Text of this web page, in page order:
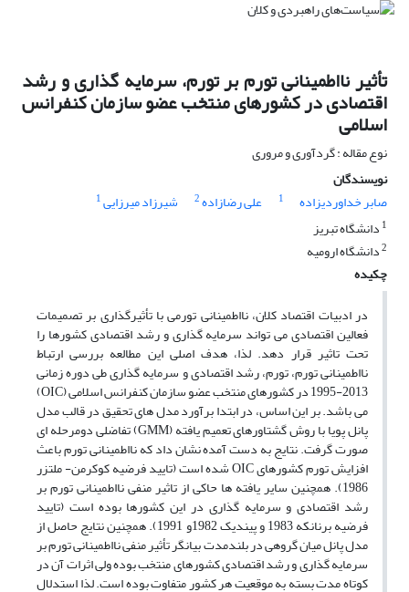
تأثیر نااطمینانی تورم بر تورم، سرمایه گذاری و رشد
اقتصادی در کشورهای منتخب عضو سازمان کنفرانس
اسلامی
نوع مقاله : گردآوری و مروری
نویسندگان
صابر خداوردیزاده
1 علی رضازاده2 شیرزاد میرزایی1
1 دانشگاه تبریز
2دانشگاه ارومیه
چکیده
در ادبیات اقتصاد کلان، نااطمینانی تورمی با تأثیرگذاری بر تصمیمات
فعالین اقتصادی می تواند سرمایه گذاری و رشد اقتصادی کشورها را
تحت تاثیر قرار دهد. لذا، هدف اصلی این مطالعه بررسی ارتباط
نااطمینانی تورم، تورم، رشد اقتصادی و سرمایه گذاری طی دوره زمانی
2013-1995 در کشورهای منتخب عضو سازمان کنفرانس اسلامی (OIC)
می باشد. بر این اساس، در ابتدا برآورد مدل های تحقیق در قالب مدل
پانل پویا با روش گشتاورهای تعمیم یافته (GMM) تفاضلی دومرحله ای
صورت گرفت. نتایج به دست آمده نشان داد که نااطمینانی تورم باعث
افزایش تورم کشورهای OIC شده است (تایید فرضیه کوکرمن- ملتزر
1986). همچنین سایر یافته ها حاکی از تاثیر منفی نااطمینانی تورم بر
رشد اقتصادی و سرمایه گذاری در این کشورها بوده است (تایید
فرضیه برنانکه 1983 و پیندیک 1982و 1991). همچنین نتایج حاصل از
مدل پانل میان گروهی در بلندمدت بیانگر تأثیر منفی نااطمینانی تورم بر
سرمایه گذاری و رشد اقتصادی کشورهای منتخب بوده ولی اثرات آن در
کوتاه مدت بسته به موقعیت هر کشور متفاوت بوده است. لذا استدلال